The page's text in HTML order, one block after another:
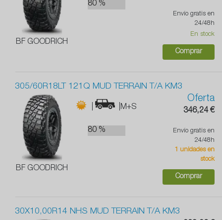
BF GOODRICH
80 %
Envío gratis en
24/48h
En stock
Comprar
305/60R18LT 121Q MUD TERRAIN T/A KM3
BF GOODRICH
| |M+S
80 %
Oferta
346,24 €
Envío gratis en
24/48h
1 unidades en
stock
Comprar
30X10,00R14 NHS MUD TERRAIN T/A KM3